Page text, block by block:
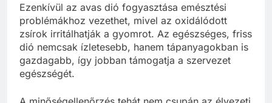
Ezenkívül az avas dió fogyasztása emésztési
problémákhoz vezethet, mivel az oxidálódott
zsírok irritálhatják a gyomrot. Az egészséges, friss
dió nemcsak ízletesebb, hanem tápanyagokban is
gazdagabb, így jobban támogatja a szervezet
egészségét.